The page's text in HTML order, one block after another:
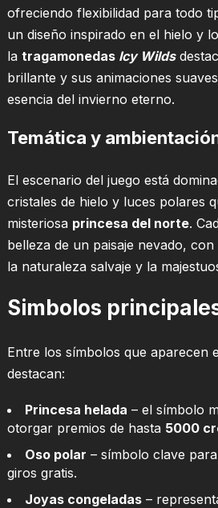
ofreciendo flexibilidad para todo
un diseño inspirado en el hielo y
la tragamonedas Icy Wilds
brillante y sus animaciones
esencia del invierno eterno.
Temática y
El escenario del juego está
cristales de hielo y luces polares
misteriosa princesa del norte.
belleza de un paisaje nevado,
la naturaleza salvaje y la
Simbolos
Entre los símbolos que aparecen
destacan:
Princesa helada – el símbolo
otorgar premios de hasta 5000
Oso polar – símbolo clave
giros gratis.
Joyas congeladas–